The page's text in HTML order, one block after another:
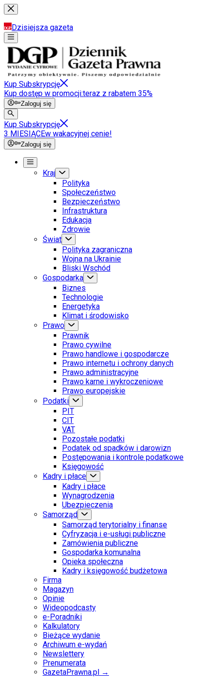
Dzisiejsza gazeta
Kup Subskrypcję
Kup dostęp w promocji:teraz z rabatem 35%
Zaloguj się
Kup Subskrypcję
3 MIESIĄCEw wakacyjnej cenie!
Zaloguj się
Kraj
Polityka
Społeczeństwo
Bezpieczeństwo
Infrastruktura
Edukacja
Zdrowie
Świat
Polityka zagraniczna
Wojna na Ukrainie
Bliski Wschód
Gospodarka
Biznes
Technologie
Energetyka
Klimat i środowisko
Prawo
Prawnik
Prawo cywilne
Prawo handlowe i gospodarcze
Prawo internetu i ochrony danych
Prawo administracyjne
Prawo karne i wykroczeniowe
Prawo europejskie
Podatki
PIT
CIT
VAT
Pozostałe podatki
Podatek od spadków i darowizn
Postępowania i kontrole podatkowe
Księgowość
Kadry i płace
Kadry i płace
Wynagrodzenia
Ubezpieczenia
Samorząd
Samorząd terytorialny i finanse
Cyfryzacja i e-usługi publiczne
Zamówienia publiczne
Gospodarka komunalna
Opieka społeczna
Kadry i księgowość budżetowa
Firma
Magazyn
Opinie
Wideopodcasty
e-Poradniki
Kalkulatory
Bieżące wydanie
Archiwum e-wydań
Newslettery
Prenumerata
GazetaPrawna.pl →